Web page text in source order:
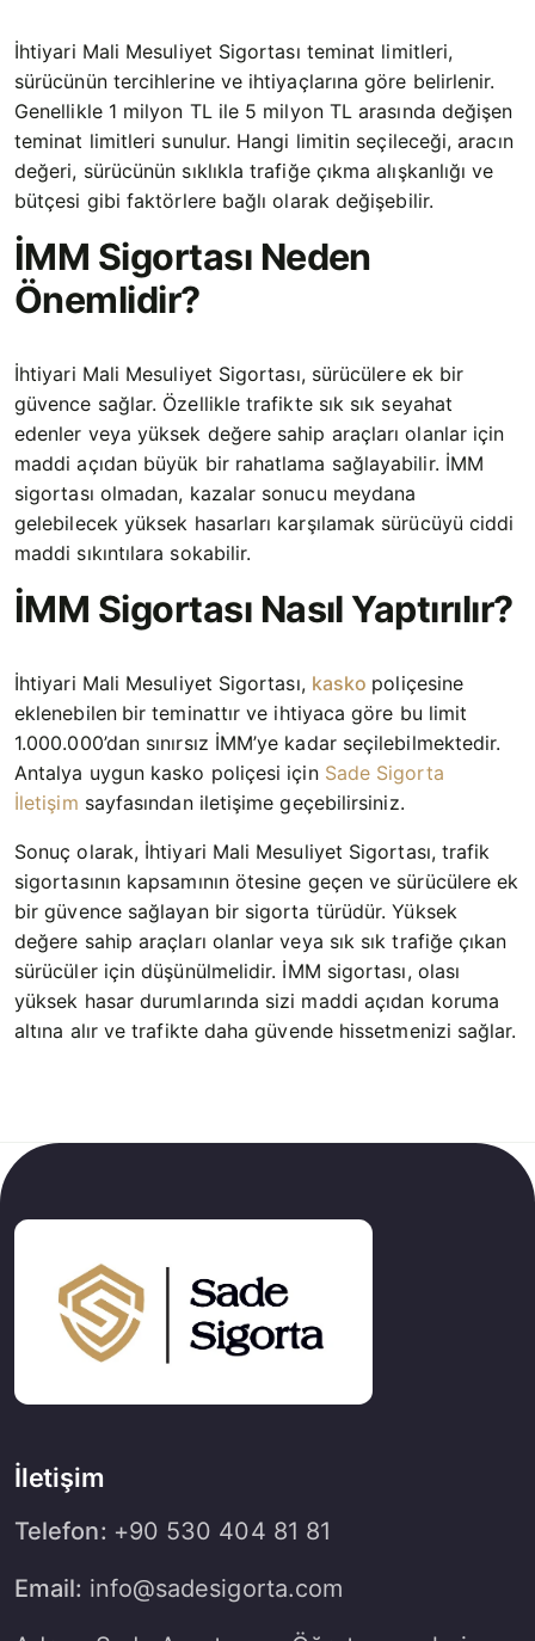
İhtiyari Mali Mesuliyet Sigortası teminat limitleri,
sürücünün tercihlerine ve ihtiyaçlarına göre belirlenir.
Genellikle 1 milyon TL ile 5 milyon TL arasında değişen
teminat limitleri sunulur. Hangi limitin seçileceği, aracın
değeri, sürücünün sıklıkla trafiğe çıkma alışkanlığı ve
bütçesi gibi faktörlere bağlı olarak değişebilir.
İMM Sigortası Neden
Önemlidir?
İhtiyari Mali Mesuliyet Sigortası, sürücülere ek bir
güvence sağlar. Özellikle trafikte sık sık seyahat
edenler veya yüksek değere sahip araçları olanlar için
maddi açıdan büyük bir rahatlama sağlayabilir. İMM
sigortası olmadan, kazalar sonucu meydana
gelebilecek yüksek hasarları karşılamak sürücüyü ciddi
maddi sıkıntılara sokabilir.
İMM Sigortası Nasıl Yaptırılır?
İhtiyari Mali Mesuliyet Sigortası, kasko poliçesine
eklenebilen bir teminattır ve ihtiyaca göre bu limit
1.000.000’dan sınırsız İMM’ye kadar seçilebilmektedir.
Antalya uygun kasko poliçesi için Sade Sigorta
İletişim sayfasından iletişime geçebilirsiniz.
Sonuç olarak, İhtiyari Mali Mesuliyet Sigortası, trafik
sigortasının kapsamının ötesine geçen ve sürücülere ek
bir güvence sağlayan bir sigorta türüdür. Yüksek
değere sahip araçları olanlar veya sık sık trafiğe çıkan
sürücüler için düşünülmelidir. İMM sigortası, olası
yüksek hasar durumlarında sizi maddi açıdan koruma
altına alır ve trafikte daha güvende hissetmenizi sağlar.
İletişim
Telefon: +90 530 404 81 81
Email: info@sadesigorta.com